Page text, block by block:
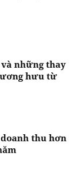
những thay
hưu từ
thu hơn